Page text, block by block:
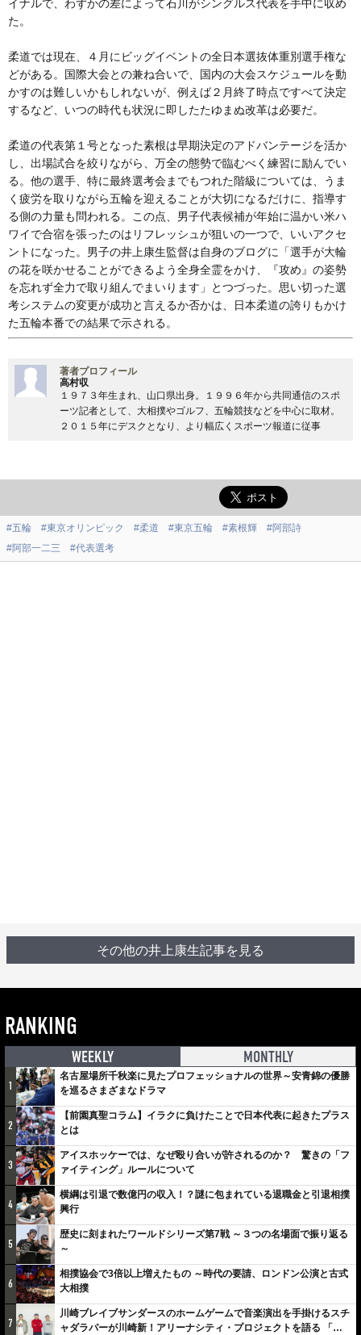
イナルで、わずかの差によって石川がシングルス代表を手中に収め
た。
柔道では現在、４月にビッグイベントの全日本選抜体重別選手権な
どがある。国際大会との兼ね合いで、国内の大会スケジュールを動
かすのは難しいかもしれないが、例えば２月終了時点ですべて決定
するなど、いつの時代も状況に即したたゆまぬ改革は必要だ。
柔道の代表第１号となった素根は早期決定のアドバンテージを活か
し、出場試合を絞りながら、万全の態勢で臨むべく練習に励んでい
る。他の選手、特に最終選考会までもつれた階級については、うま
く疲労を取りながら五輪を迎えることが大切になるだけに、指導す
る側の力量も問われる。この点、男子代表候補が年始に温かい米ハ
ワイで合宿を張ったのはリフレッシュが狙いの一つで、いいアクセ
ントになった。男子の井上康生監督は自身のブログに「選手が大輪
の花を咲かせることができるよう全身全霊をかけ、『攻め』の姿勢
を忘れず全力で取り組んでまいります」とつづった。思い切った選
考システムの変更が成功と言えるか否かは、日本柔道の誇りもかけ
た五輪本番での結果で示される。
著者プロフィール
高村収
１９７３年生まれ、山口県出身。１９９６年から共同通信のスポ
ーツ記者として、大相撲やゴルフ、五輪競技などを中心に取材。
２０１５年にデスクとなり、より幅広くスポーツ報道に従事
#五輪 #東京オリンピック #柔道 #東京五輪 #素根輝
#阿部詩
#阿部一二三
#代表選考
その他の井上康生記事を見る
RANKING
WEEKLY MONTHLY
1
名古屋場所千秋楽に見たプロフェッショナルの世界～安青錦の優勝
を巡るさまざまなドラマ
2
【前園真聖コラム】イラクに負けたことで日本代表に起きたプラス
とは
3
アイスホッケーでは、なぜ殴り合いが許されるのか？ 驚きの「フ
ァイティング」ルールについて
4
横綱は引退で数億円の収入！？謎に包まれている退職金と引退相撲
興行
5
歴史に刻まれたワールドシリーズ第7戦 ～３つの名場面で振り返る
～
6
相撲協会で3倍以上増えたもの ～時代の要請、ロンドン公演と古式
大相撲
7
川崎ブレイブサンダースのホームゲームで音楽演出を手掛けるスチ
ャダラパーが川崎新！アリーナシティ・プロジェクトを語る 「楽